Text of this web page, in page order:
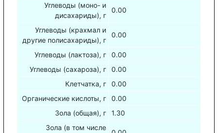
Углеводы (моно- и
дисахариды), г
0.00
Углеводы (крахмал и
другие полисахариды), г
0.00
Углеводы (лактоза), г
0.00
Углеводы (сахароза), г
0.00
Клетчатка, г
0.00
Органические кислоты, г
0.00
Зола (общая), г
1.30
Зола (в том числе